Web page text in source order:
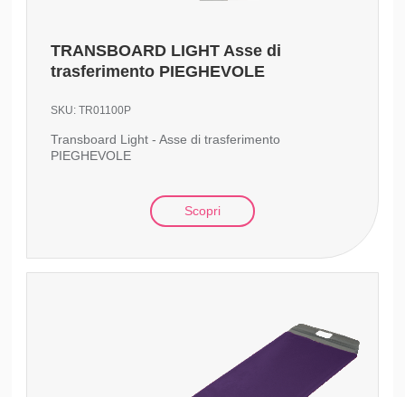
TRANSBOARD LIGHT Asse di
trasferimento PIEGHEVOLE
SKU:TR01100P
Transboard Light - Asse di trasferimento
PIEGHEVOLE
Scopri